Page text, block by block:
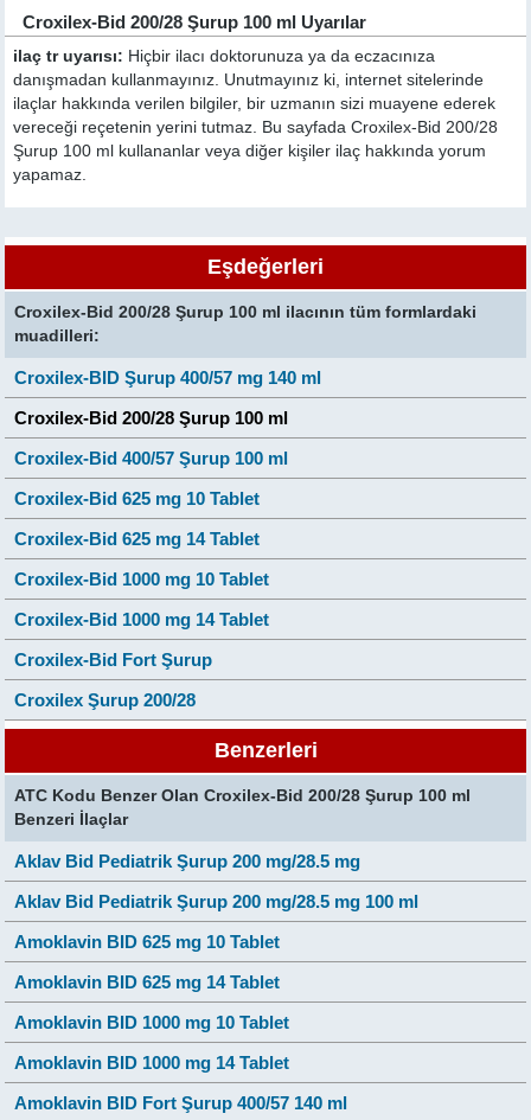
Croxilex-Bid 200/28 Şurup 100 ml Uyarılar
ilaç tr uyarısı: Hiçbir ilacı doktorunuza ya da eczacınıza
danışmadan kullanmayınız. Unutmayınız ki, internet sitelerinde
ilaçlar hakkında verilen bilgiler, bir uzmanın sizi muayene ederek
vereceği reçetenin yerini tutmaz. Bu sayfada Croxilex-Bid 200/28
Şurup 100 ml kullananlar veya diğer kişiler ilaç hakkında yorum
yapamaz.
Eşdeğerleri
Croxilex-Bid 200/28 Şurup 100 ml ilacının tüm formlardaki
muadilleri:
Croxilex-BID Şurup 400/57 mg 140 ml
Croxilex-Bid 200/28 Şurup 100 ml
Croxilex-Bid 400/57 Şurup 100 ml
Croxilex-Bid 625 mg 10 Tablet
Croxilex-Bid 625 mg 14 Tablet
Croxilex-Bid 1000 mg 10 Tablet
Croxilex-Bid 1000 mg 14 Tablet
Croxilex-Bid Fort Şurup
Croxilex Şurup 200/28
Benzerleri
ATC Kodu Benzer Olan Croxilex-Bid 200/28 Şurup 100 ml
Benzeri İlaçlar
Aklav Bid Pediatrik Şurup 200 mg/28.5 mg
Aklav Bid Pediatrik Şurup 200 mg/28.5 mg 100 ml
Amoklavin BID 625 mg 10 Tablet
Amoklavin BID 625 mg 14 Tablet
Amoklavin BID 1000 mg 10 Tablet
Amoklavin BID 1000 mg 14 Tablet
Amoklavin BID Fort Şurup 400/57 140 ml